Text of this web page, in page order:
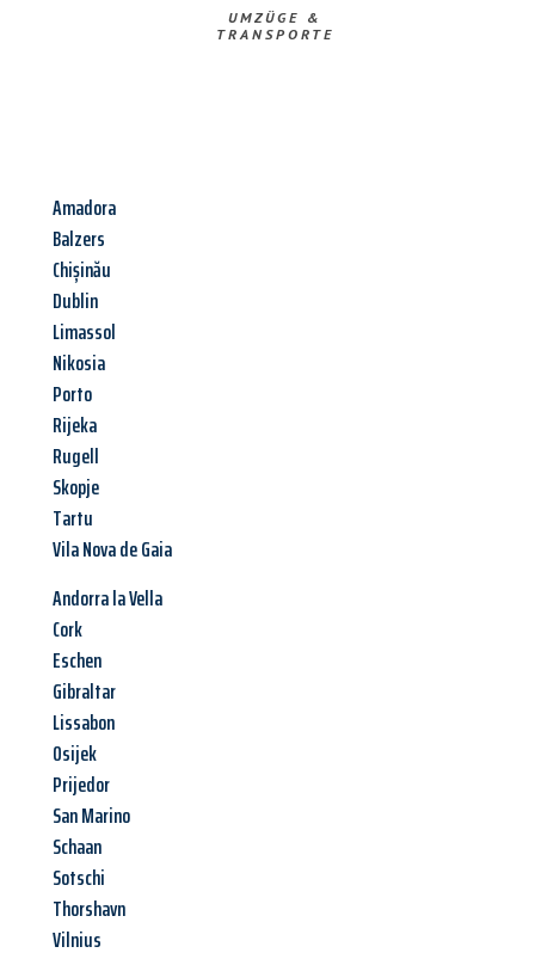
UMZÜGE &
TRANSPORTE
Amadora
Balzers
Chișinău
Dublin
Limassol
Nikosia
Porto
Rijeka
Rugell
Skopje
Tartu
Vila Nova de Gaia
Andorra la Vella
Cork
Eschen
Gibraltar
Lissabon
Osijek
Prijedor
San Marino
Schaan
Sotschi
Thorshavn
Vilnius